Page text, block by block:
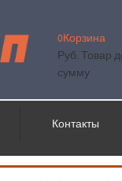
0Корзина
Руб. Товар
сумму
Контакты